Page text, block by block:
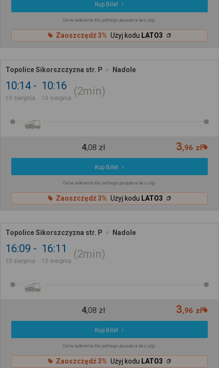
Kup Bilet
Cena całkowita dla jednego pasażera bez ulgi
Zaoszczędź 3% Użyj kodu LATO3
Topolice Sikorszczyzna str. P Nadole
10:14
10 sierpnia
10:16
10 sierpnia
2min
4,08 zł 3,96 zł
Kup Bilet
Cena całkowita dla jednego pasażera bez ulgi
Zaoszczędź 3% Użyj kodu LATO3
Topolice Sikorszczyzna str. P Nadole
16:09
10 sierpnia
16:11
10 sierpnia
2min
4,08 zł 3,96 zł
Kup Bilet
Cena całkowita dla jednego pasażera bez ulgi
Zaoszczędź 3% Użyj kodu LATO3